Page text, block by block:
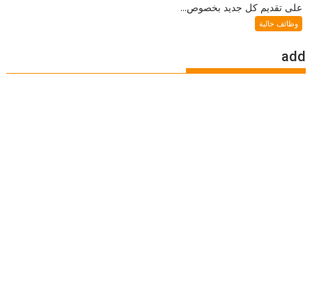
على تقديم كل جديد بخصوص...
وظائف خالية
add